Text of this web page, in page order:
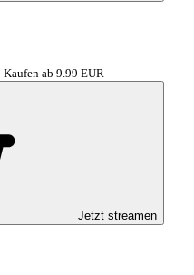
Kaufen ab 9.99 EUR
Jetzt streamen